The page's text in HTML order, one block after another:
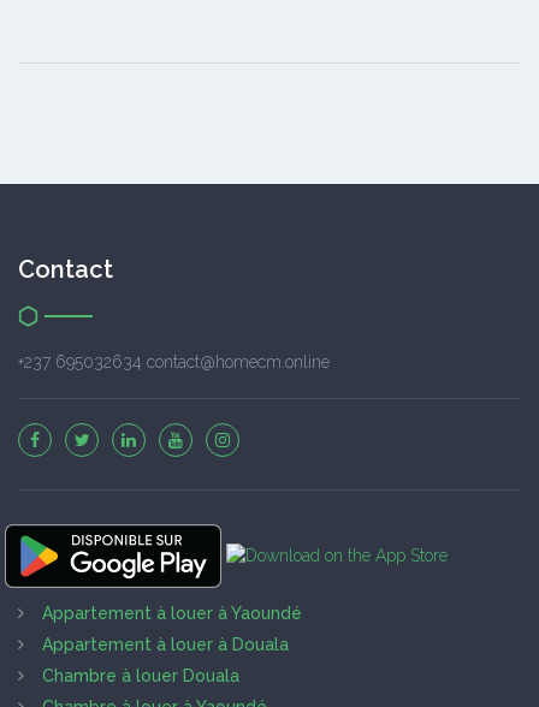
Contact
+237 695032634 contact@homecm.online
Appartement à louer à Yaoundé
Appartement à louer à Douala
Chambre à louer Douala